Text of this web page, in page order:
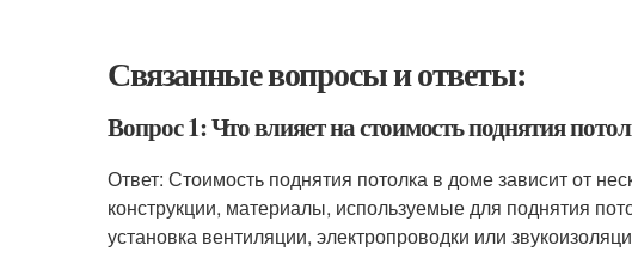
Связанные вопросы и ответы:
Вопрос 1: Что влияет на стоимость поднятия
Ответ: Стоимость поднятия потолка в доме зависит от
конструкции, материалы, используемые для поднятия
установка вентиляции, электропроводки или